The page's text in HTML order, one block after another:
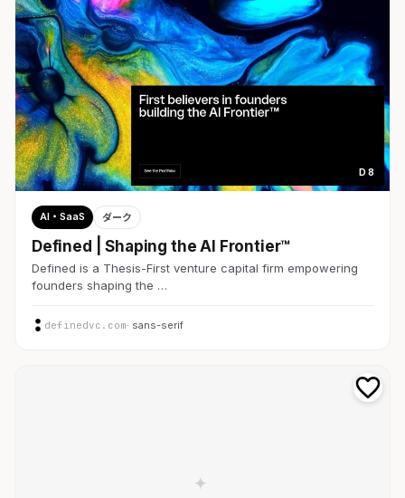
D 8
AI・SaaS ダーク
Defined | Shaping the AI Frontier™
Defined is a Thesis-First venture capital firm empowering
founders shaping the …
definedvc.com· sans-serif